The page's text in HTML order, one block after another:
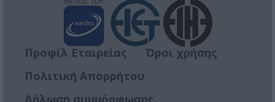
Προφίλ Εταιρείας
Όροι χρήσης
Πολιτική Απορρήτου
Δήλωση συμμόρφωσης